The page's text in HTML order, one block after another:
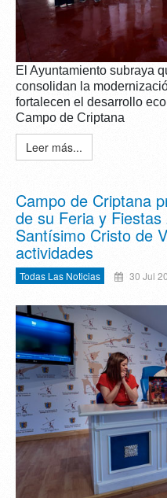
El Ayuntamiento subraya
consolidan la
fortalecen el desarrollo
Campo de Criptana
Leer más...
Campo de Criptana
de su Feria y
Santísimo Cristo de
actividades
Todas Las Noticias 30 Jul